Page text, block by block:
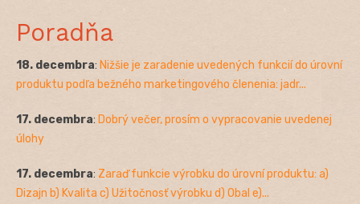
Poradňa
18. decembra: Nižšie je zaradenie uvedených funkcií do úrovní
produktu podľa bežného marketingového členenia: jadr...
17. decembra: Dobrý večer, prosím o vypracovanie uvedenej
úlohy
17. decembra: Zaraď funkcie výrobku do úrovní produktu: a)
Dizajn b) Kvalita c) Užitočnosť výrobku d) Obal e)...